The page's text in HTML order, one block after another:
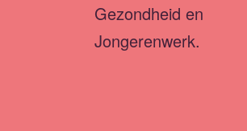
Gezondheid en
Jongerenwerk.